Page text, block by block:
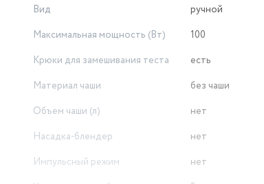
Вид
ручной
Максимальная мощность (Вт)
100
Крюки для замешивания теста
есть
Материал чаши
без чаши
Объем чаши (л)
нет
Насадка-блендер
нет
Импульсный режим
нет